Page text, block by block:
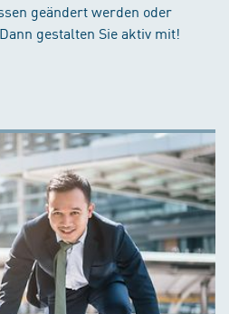
geändert werden oder
gestalten Sie aktiv mit!